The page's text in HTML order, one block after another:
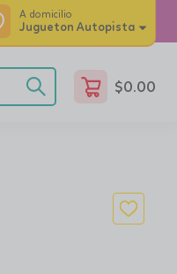
A domicilio
Jugueton Autopista
$0.00